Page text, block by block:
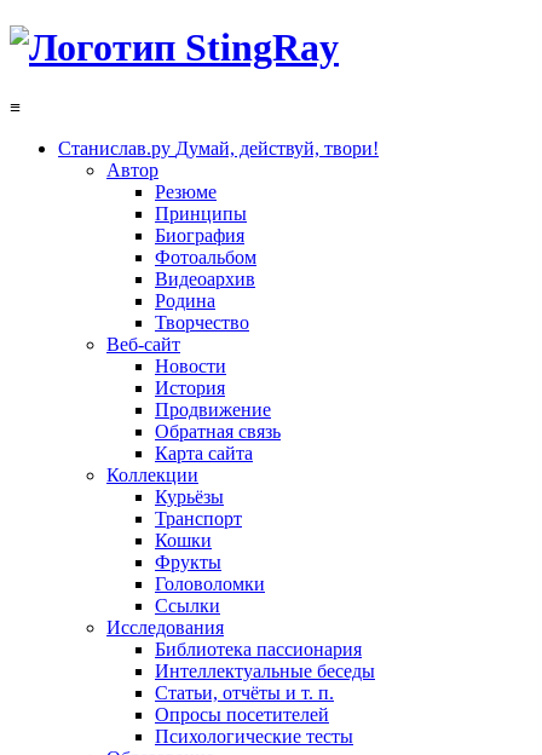
≡
Станислав.ру Думай, действуй, твори!
Автор
Резюме
Принципы
Биография
Фотоальбом
Видеоархив
Родина
Творчество
Веб-сайт
Новости
История
Продвижение
Обратная связь
Карта сайта
Коллекции
Курьёзы
Транспорт
Кошки
Фрукты
Головоломки
Ссылки
Исследования
Библиотека пассионария
Интеллектуальные беседы
Статьи, отчёты и т. п.
Опросы посетителей
Психологические тесты